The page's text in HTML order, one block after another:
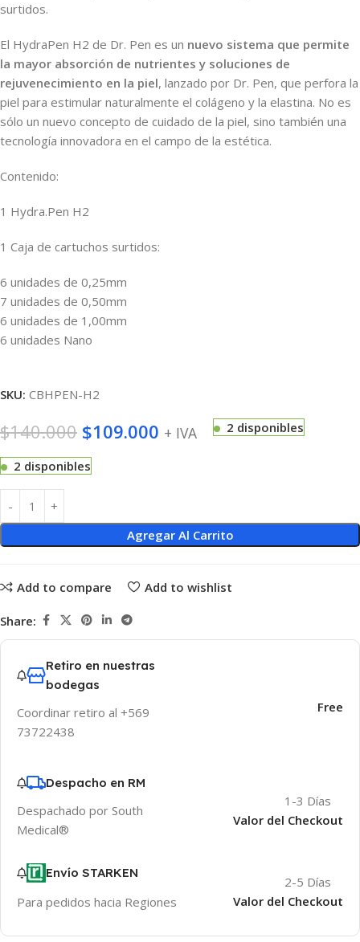
surtidos.
El HydraPen H2 de Dr. Pen es un nuevo sistema que permite
la mayor absorción de nutrientes y soluciones de
rejuvenecimiento en la piel, lanzado por Dr. Pen, que perfora la
piel para estimular naturalmente el colágeno y la elastina. No es
sólo un nuevo concepto de cuidado de la piel, sino también una
tecnología innovadora en el campo de la estética.
Contenido:
1 Hydra.Pen H2
1 Caja de cartuchos surtidos:
6 unidades de 0,25mm
7 unidades de 0,50mm
6 unidades de 1,00mm
6 unidades Nano
SKU: CBHPEN-H2
$140.000 $109.000 + IVA 2 disponibles
2 disponibles
Agregar Al Carrito
Add to compare Add to wishlist
Share:
Retiro en nuestras
bodegas
Coordinar retiro al +569
73722438
Free
Despacho en RM
Despachado por South
Medical®
1-3 Días
Valor del Checkout
Envío STARKEN
Para pedidos hacia Regiones
2-5 Días
Valor del Checkout